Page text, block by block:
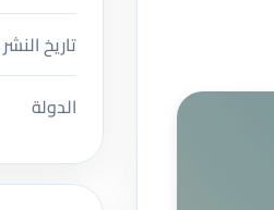
تاريخ النشر
الدولة